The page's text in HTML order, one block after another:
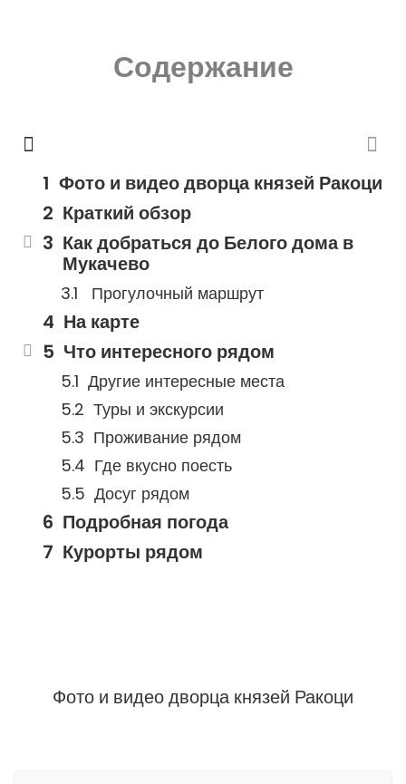
Содержание
Фото и видео дворца князей Ракоци
Краткий обзор
Как добраться до Белого дома в
Мукачево
Прогулочный маршрут
На карте
Что интересного рядом
Другие интересные места
Туры и экскурсии
Проживание рядом
Где вкусно поесть
Досуг рядом
Подробная погода
Курорты рядом
Фото и видео дворца князей Ракоци